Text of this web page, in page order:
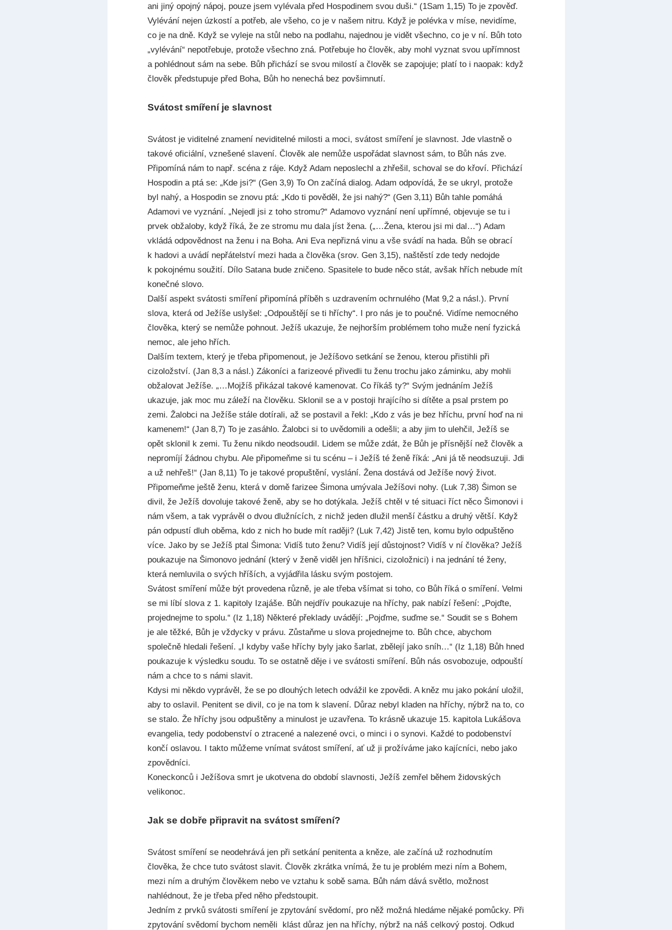
ani jiný opojný nápoj, pouze jsem vylévala před Hospodinem svou duši.“ (1Sam 1,15) To je zpověď.
Vylévání nejen úzkostí a potřeb, ale všeho, co je v našem nitru. Když je polévka v míse, nevidíme,
co je na dně. Když se vyleje na stůl nebo na podlahu, najednou je vidět všechno, co je v ní. Bůh toto
„vylévání“ nepotřebuje, protože všechno zná. Potřebuje ho člověk, aby mohl vyznat svou upřímnost
a pohlédnout sám na sebe. Bůh přichází se svou milostí a člověk se zapojuje; platí to i naopak: když
člověk předstupuje před Boha, Bůh ho nenechá bez povšimnutí.
Svátost smíření je slavnost
Svátost je viditelné znamení neviditelné milosti a moci, svátost smíření je slavnost. Jde vlastně o
takové oficiální, vznešené slavení. Člověk ale nemůže uspořádat slavnost sám, to Bůh nás zve.
Připomíná nám to např. scéna z ráje. Když Adam neposlechl a zhřešil, schoval se do křoví. Přichází
Hospodin a ptá se: „Kde jsi?“ (Gen 3,9) To On začíná dialog. Adam odpovídá, že se ukryl, protože
byl nahý, a Hospodin se znovu ptá: „Kdo ti pověděl, že jsi nahý?“ (Gen 3,11) Bůh tahle pomáhá
Adamovi ve vyznání. „Nejedl jsi z toho stromu?“ Adamovo vyznání není upřímné, objevuje se tu i
prvek obžaloby, když říká, že ze stromu mu dala jíst žena. („…Žena, kterou jsi mi dal…“) Adam
vkládá odpovědnost na ženu i na Boha. Ani Eva nepřizná vinu a vše svádí na hada. Bůh se obrací
k hadovi a uvádí nepřátelství mezi hada a člověka (srov. Gen 3,15), naštěstí zde tedy nedojde
k pokojnému soužití. Dílo Satana bude zničeno. Spasitele to bude něco stát, avšak hřích nebude mít
konečné slovo.
Další aspekt svátosti smíření připomíná příběh s uzdravením ochrnulého (Mat 9,2 a násl.). První
slova, která od Ježíše uslyšel: „Odpouštějí se ti hříchy“. I pro nás je to poučné. Vidíme nemocného
člověka, který se nemůže pohnout. Ježíš ukazuje, že nejhorším problémem toho muže není fyzická
nemoc, ale jeho hřích.
Dalším textem, který je třeba připomenout, je Ježíšovo setkání se ženou, kterou přistihli při
cizoložství. (Jan 8,3 a násl.) Zákoníci a farizeové přivedli tu ženu trochu jako záminku, aby mohli
obžalovat Ježíše. „…Mojžíš přikázal takové kamenovat. Co říkáš ty?“ Svým jednáním Ježíš
ukazuje, jak moc mu záleží na člověku. Sklonil se a v postoji hrajícího si dítěte a psal prstem po
zemi. Žalobci na Ježíše stále dotírali, až se postavil a řekl: „Kdo z vás je bez hříchu, první hoď na ni
kamenem!“ (Jan 8,7) To je zasáhlo. Žalobci si to uvědomili a odešli; a aby jim to ulehčil, Ježíš se
opět sklonil k zemi. Tu ženu nikdo neodsoudil. Lidem se může zdát, že Bůh je přísnější než člověk a
nepromíjí žádnou chybu. Ale připomeňme si tu scénu – i Ježíš té ženě říká: „Ani já tě neodsuzuji. Jdi
a už nehřeš!“ (Jan 8,11) To je takové propuštění, vyslání. Žena dostává od Ježíše nový život.
Připomeňme ještě ženu, která v domě farizee Šimona umývala Ježíšovi nohy. (Luk 7,38) Šimon se
divil, že Ježíš dovoluje takové ženě, aby se ho dotýkala. Ježíš chtěl v té situaci říct něco Šimonovi i
nám všem, a tak vyprávěl o dvou dlužnících, z nichž jeden dlužil menší částku a druhý větší. Když
pán odpustí dluh oběma, kdo z nich ho bude mít raději? (Luk 7,42) Jistě ten, komu bylo odpuštěno
více. Jako by se Ježíš ptal Šimona: Vidíš tuto ženu? Vidíš její důstojnost? Vidíš v ní člověka? Ježíš
poukazuje na Šimonovo jednání (který v ženě viděl jen hříšnici, cizoložnici) i na jednání té ženy,
která nemluvila o svých hříších, a vyjádřila lásku svým postojem.
Svátost smíření může být provedena různě, je ale třeba všímat si toho, co Bůh říká o smíření. Velmi
se mi líbí slova z 1. kapitoly Izajáše. Bůh nejdřív poukazuje na hříchy, pak nabízí řešení: „Pojďte,
projednejme to spolu.“ (Iz 1,18) Některé překlady uvádějí: „Pojďme, suďme se.“ Soudit se s Bohem
je ale těžké, Bůh je vždycky v právu. Zůstaňme u slova projednejme to. Bůh chce, abychom
společně hledali řešení. „I kdyby vaše hříchy byly jako šarlat, zbělejí jako sníh…“ (Iz 1,18) Bůh hned
poukazuje k výsledku soudu. To se ostatně děje i ve svátosti smíření. Bůh nás osvobozuje, odpouští
nám a chce to s námi slavit.
Kdysi mi někdo vyprávěl, že se po dlouhých letech odvážil ke zpovědi. A kněz mu jako pokání uložil,
aby to oslavil. Penitent se divil, co je na tom k slavení. Důraz nebyl kladen na hříchy, nýbrž na to, co
se stalo. Že hříchy jsou odpuštěny a minulost je uzavřena. To krásně ukazuje 15. kapitola Lukášova
evangelia, tedy podobenství o ztracené a nalezené ovci, o minci i o synovi. Každé to podobenství
končí oslavou. I takto můžeme vnímat svátost smíření, ať už ji prožíváme jako kajícníci, nebo jako
zpovědníci.
Koneckonců i Ježíšova smrt je ukotvena do období slavnosti, Ježíš zemřel během židovských
velikonoc.
Jak se dobře připravit na svátost smíření?
Svátost smíření se neodehrává jen při setkání penitenta a kněze, ale začíná už rozhodnutím
člověka, že chce tuto svátost slavit. Člověk zkrátka vnímá, že tu je problém mezi ním a Bohem,
mezi ním a druhým člověkem nebo ve vztahu k sobě sama. Bůh nám dává světlo, možnost
nahlédnout, že je třeba před něho předstoupit.
Jedním z prvků svátosti smíření je zpytování svědomí, pro něž možná hledáme nějaké pomůcky. Při
zpytování svědomí bychom neměli klást důraz jen na hříchy, nýbrž na náš celkový postoj. Odkud